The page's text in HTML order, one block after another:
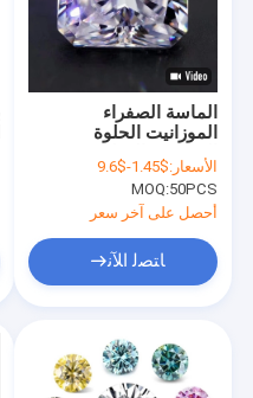
الماسة الصفراء
الموزانيت الحلوة
VVS الماسة الموزانيت
الفارغة للخاتم الذهبي
الأسعار:$1.45-$9.6
MOQ:50PCS
أحصل على آخر سعر
ﺎﺘﺼﻟ ﺍﻶﻧ